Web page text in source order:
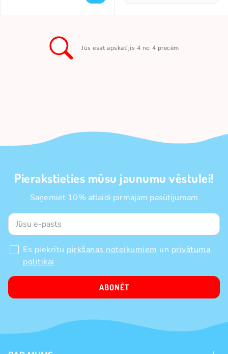
Jūs esat apskatījis 4 no 4 precēm
Pierakstieties mūsu jaunumu vēstulei!
Saņemiet 10% atlaidi pirmajam pasūtījumam
Es piekrītu pirkšanas noteikumiem un privātuma
politikai
ABONĒT